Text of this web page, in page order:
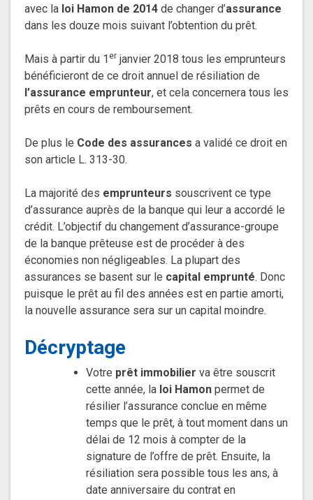
avec la loi Hamon de 2014 de changer d’assurance
dans les douze mois suivant l’obtention du prêt.
Mais à partir du 1 er janvier 2018 tous les emprunteurs
bénéficieront de ce droit annuel de résiliation de
l’assurance emprunteur, et cela concernera tous les
prêts en cours de remboursement.
De plus le Code des assurances a validé ce droit en
son article L. 313-30.
La majorité des emprunteurs souscrivent ce type
d’assurance auprès de la banque qui leur a accordé le
crédit. L’objectif du changement d’assurance-groupe
de la banque prêteuse est de procéder à des
économies non négligeables. La plupart des
assurances se basent sur le capital emprunté. Donc
puisque le prêt au fil des années est en partie amorti,
la nouvelle assurance sera sur un capital moindre.
Décryptage
Votre prêt immobilier va être souscrit
cette année, la loi Hamon permet de
résilier l’assurance conclue en même
temps que le prêt, à tout moment dans un
délai de 12 mois à compter de la
signature de l’offre de prêt. Ensuite, la
résiliation sera possible tous les ans, à
date anniversaire du contrat en